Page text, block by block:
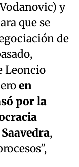
y
que se
de
Leoncio
en
por la
,